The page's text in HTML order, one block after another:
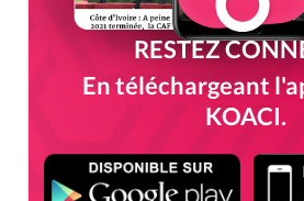
RESTEZ
En téléchargeant
KOACI.